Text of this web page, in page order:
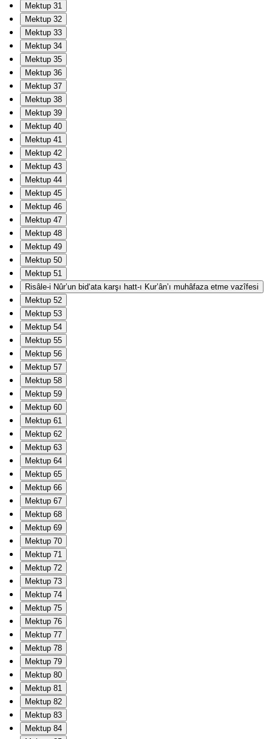
Mektup 31
Mektup 32
Mektup 33
Mektup 34
Mektup 35
Mektup 36
Mektup 37
Mektup 38
Mektup 39
Mektup 40
Mektup 41
Mektup 42
Mektup 43
Mektup 44
Mektup 45
Mektup 46
Mektup 47
Mektup 48
Mektup 49
Mektup 50
Mektup 51
Risâle-i Nûr’un bid‘ata karşı hatt-ı Kur’ân’ı muhâfaza etme vazîfesi
Mektup 52
Mektup 53
Mektup 54
Mektup 55
Mektup 56
Mektup 57
Mektup 58
Mektup 59
Mektup 60
Mektup 61
Mektup 62
Mektup 63
Mektup 64
Mektup 65
Mektup 66
Mektup 67
Mektup 68
Mektup 69
Mektup 70
Mektup 71
Mektup 72
Mektup 73
Mektup 74
Mektup 75
Mektup 76
Mektup 77
Mektup 78
Mektup 79
Mektup 80
Mektup 81
Mektup 82
Mektup 83
Mektup 84